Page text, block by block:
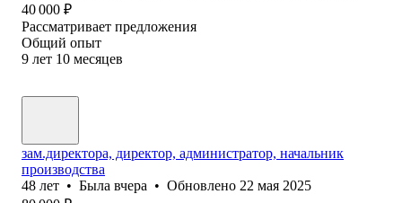
40 000 ₽
Рассматривает предложения
Общий опыт
9 лет 10 месяцев
зам.директора, директор, администратор, начальник
производства
48 лет • Была вчера • Обновлено 22 мая 2025